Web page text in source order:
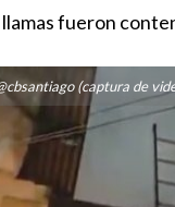
llamas fueron
(captura de